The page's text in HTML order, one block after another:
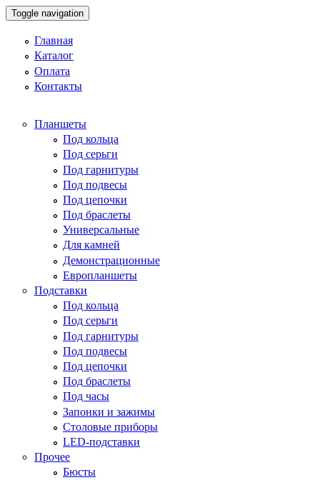
Toggle navigation
Главная
Каталог
Оплата
Контакты
Планшеты
Под кольца
Под серьги
Под гарнитуры
Под подвесы
Под цепочки
Под браслеты
Универсальные
Для камней
Демонстрационные
Европланшеты
Подставки
Под кольца
Под серьги
Под гарнитуры
Под подвесы
Под цепочки
Под браслеты
Под часы
Запонки и зажимы
Столовые приборы
LED-подставки
Прочее
Бюсты